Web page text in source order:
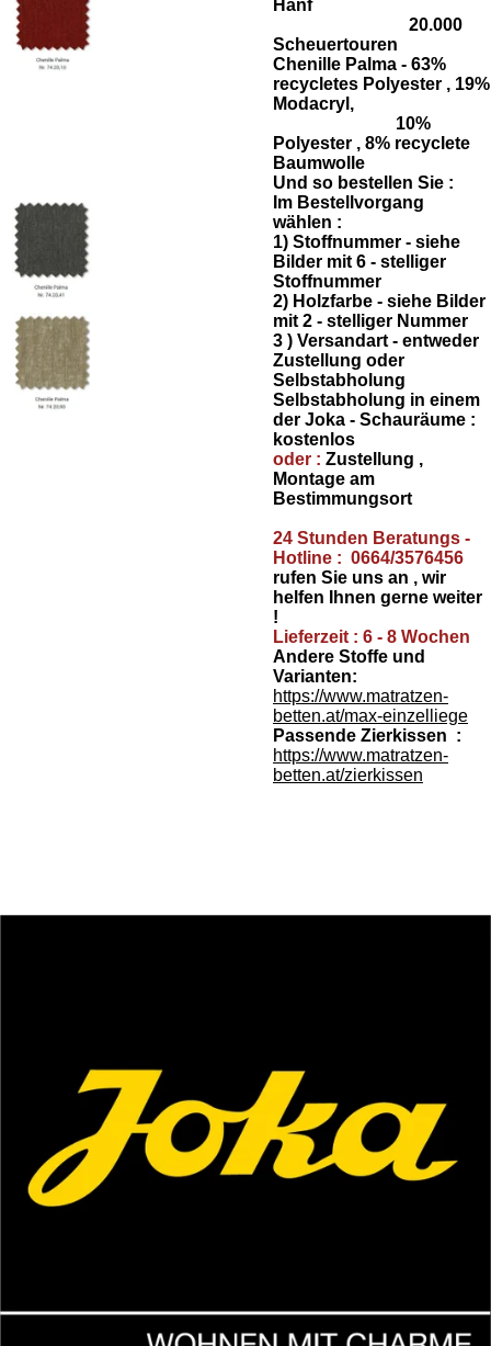
Hanf
20.000
Scheuertouren
Chenille Palma - 63%
recycletes Polyester , 19%
Modacryl,
10%
Polyester , 8% recyclete
Baumwolle
Und so bestellen Sie :
Im Bestellvorgang
wählen :
1) Stoffnummer - siehe
Bilder mit 6 - stelliger
Stoffnummer
2) Holzfarbe - siehe Bilder
mit 2 - stelliger Nummer
3 ) Versandart - entweder
Zustellung oder
Selbstabholung
Selbstabholung in einem
der Joka - Schauräume :
kostenlos
oder : Zustellung ,
Montage am
Bestimmungsort
24 Stunden Beratungs -
Hotline : 0664/3576456
rufen Sie uns an , wir
helfen Ihnen gerne weiter
!
Lieferzeit : 6 - 8 Wochen
Andere Stoffe und
Varianten:
https://www.matratzen-
betten.at/max-einzelliege
Passende Zierkissen :
https://www.matratzen-
betten.at/zierkissen